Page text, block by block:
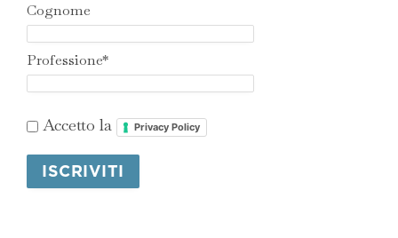
Cognome
Professione*
Accetto la Privacy Policy